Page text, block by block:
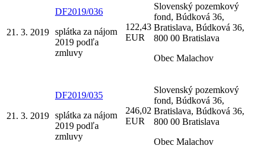
21. 3. 2019
DF2019/036
splátka za nájom
2019 podľa
zmluvy
122,43
EUR
Slovenský pozemkový
fond, Búdková 36,
Bratislava, Búdková 36,
800 00 Bratislava
Obec Malachov
21. 3. 2019
DF2019/035
splátka za nájom
2019 podľa
zmluvy
246,02
EUR
Slovenský pozemkový
fond, Búdková 36,
Bratislava, Búdková 36,
800 00 Bratislava
Obec Malachov